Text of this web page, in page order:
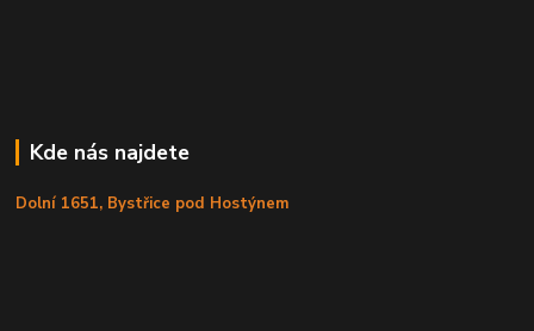
Kde nás najdete
Dolní 1651, Bystřice pod Hostýnem